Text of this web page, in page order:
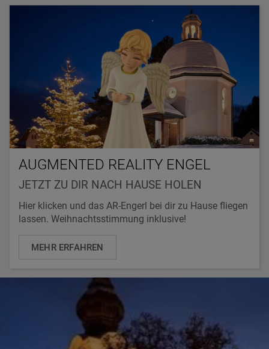
AUGMENTED REALITY ENGEL
JETZT ZU DIR NACH HAUSE HOLEN
Hier klicken und das AR-Engerl bei dir zu Hause fliegen
lassen. Weihnachtsstimmung inklusive!
MEHR ERFAHREN